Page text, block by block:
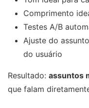
Comprimento
Testes A/B
Ajuste do
do usuário
Resultado: assuntos
que falam